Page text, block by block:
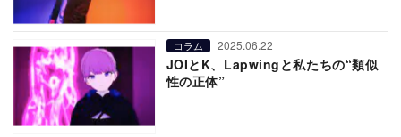
コラム 2025.06.22
JOIとK、Lapwingと私たちの“類似
性の正体”